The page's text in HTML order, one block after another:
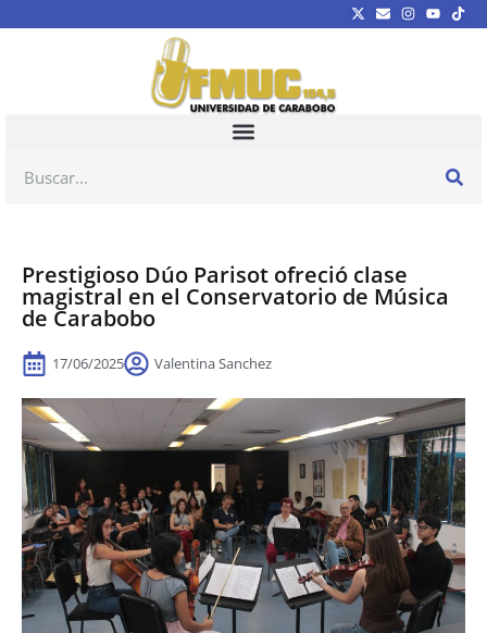
Prestigioso Dúo Parisot ofreció clase
magistral en el Conservatorio de Música
de Carabobo
17/06/2025 Valentina Sanchez